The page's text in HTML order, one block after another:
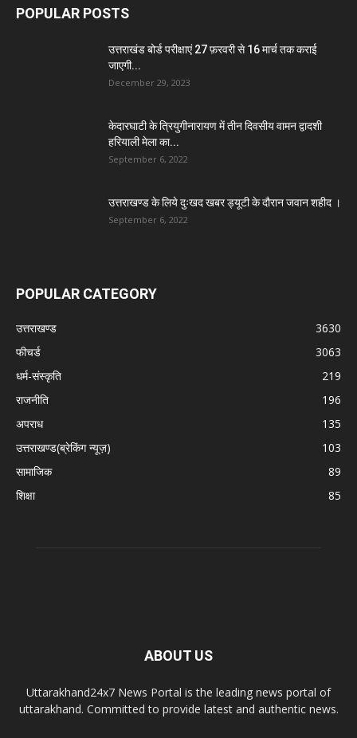
POPULAR POSTS
उत्तराखंड बोर्ड परीक्षाएं 27 फ़रवरी से 16 मार्च तक कराई
जाएगी...
December 29, 2023
केदारघाटी के त्रियुगीनारायण में तीन दिवसीय वामन द्वादशी
हरियाली मेला का...
September 6, 2022
उत्तराखण्ड के लिये दुःखद खबर ड्यूटी के दौरान जवान शहीद ।
September 6, 2022
POPULAR CATEGORY
उत्तराखण्ड
3630
फीचर्ड
3063
धर्म-संस्कृति
219
राजनीति
196
अपराध
135
उत्तराखण्ड(ब्रेकिंग न्यूज़)
103
सामाजिक
89
शिक्षा
85
ABOUT US
Uttarakhand24x7 News Portal is the leading news portal of
uttarakhand. Committed to provide latest and authentic news.